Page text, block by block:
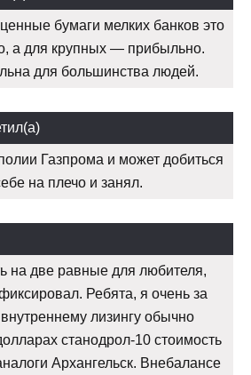
бумаги мелких банков это
а для крупных — прибыльно.
для большинства людей.
Газпрома и может добиться
на плечо и занял.
на две равные для любителя,
Ребята, я очень за
лизингу обычно
станодрол-10 стоимость
Архангельск. Внебалансе